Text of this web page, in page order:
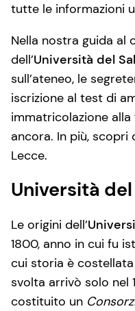
tutte le informazioni
Nella nostra guida al
dell’Università del
sull’ateneo, le
iscrizione al test di
immatricolazione
ancora. In più, scopri
Lecce.
Università
Le origini dell’
1800, anno in cui fu
cui storia è
svolta arrivò solo nel
costituito un